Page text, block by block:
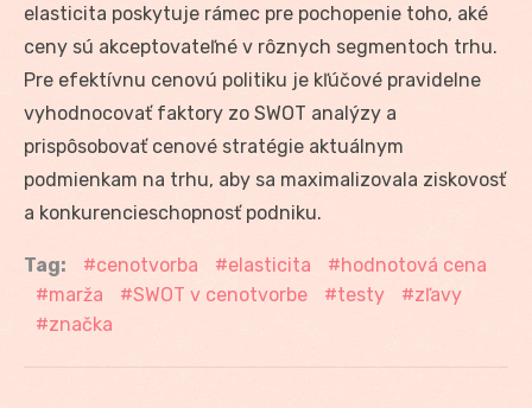
elasticita poskytuje rámec pre pochopenie toho, aké
ceny sú akceptovateľné v rôznych segmentoch trhu.
Pre efektívnu cenovú politiku je kľúčové pravidelne
vyhodnocovať faktory zo SWOT analýzy a
prispôsobovať cenové stratégie aktuálnym
podmienkam na trhu, aby sa maximalizovala ziskovosť
a konkurencieschopnosť podniku.
Tag: cenotvorba elasticita
hodnotová cena
marža
SWOT v cenotvorbe testy
zľavy
značka